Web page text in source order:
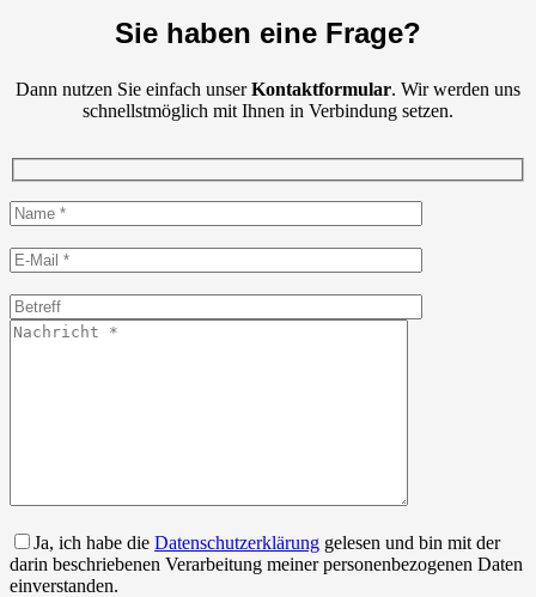
Sie haben eine Frage?
Dann nutzen Sie einfach unserKontaktformular. Wir werden uns
schnellstmöglich mit Ihnen in Verbindung setzen.
lasse
Feld
leer.
lasse
dieses
Ja, ich habe die Datenschutzerklärung gelesen und bin mit der
darin beschriebenen Verarbeitung meiner personenbezogenen Daten
einverstanden.